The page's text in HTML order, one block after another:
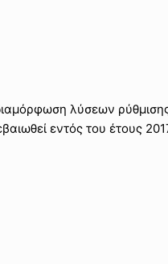
λύσεων ρύθμισης
εντός του έτους